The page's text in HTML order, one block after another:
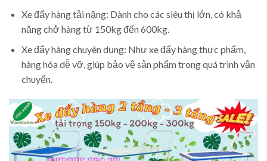
Xe đẩy hàng tải nặng: Dành cho các siêu thị lớn, có khả
năng chở hàng từ 150kg đến 600kg.
Xe đẩy hàng chuyên dụng: Như xe đẩy hàng thực phẩm,
hàng hóa dễ vỡ, giúp bảo vệ sản phẩm trong quá trình vận
chuyển.